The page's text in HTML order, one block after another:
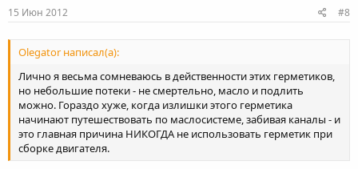
15 Июн 2012 #8
Olegator написал(а):
Лично я весьма сомневаюсь в действенности этих герметиков,
но небольшие потеки - не смертельно, масло и подлить
можно. Гораздо хуже, когда излишки этого герметика
начинают путешествовать по маслосистеме, забивая каналы - и
это главная причина НИКОГДА не использовать герметик при
сборке двигателя.